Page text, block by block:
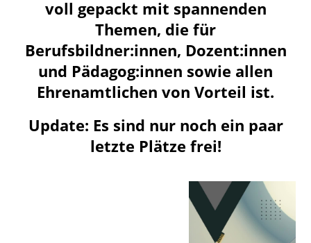
voll gepackt mit spannenden
Themen, die für
Berufsbildner:innen, Dozent:innen
und Pädagog:innen sowie allen
Ehrenamtlichen von Vorteil ist.
Update: Es sind nur noch ein paar
letzte Plätze frei!